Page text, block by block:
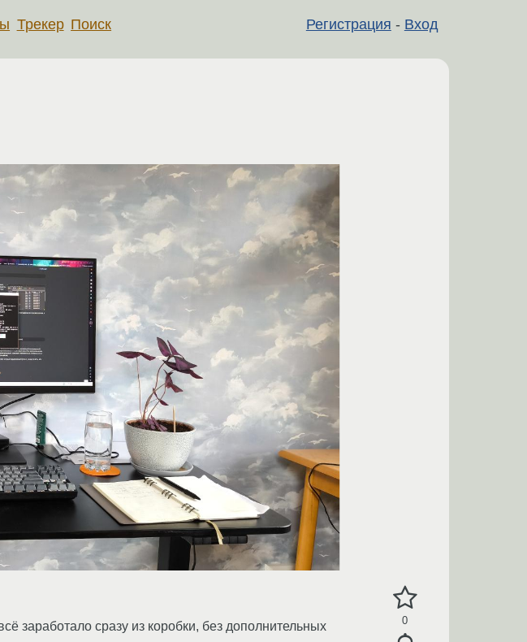
Регистрация - Вход
Трекер Поиск
0
заработало сразу из коробки, без дополнительных